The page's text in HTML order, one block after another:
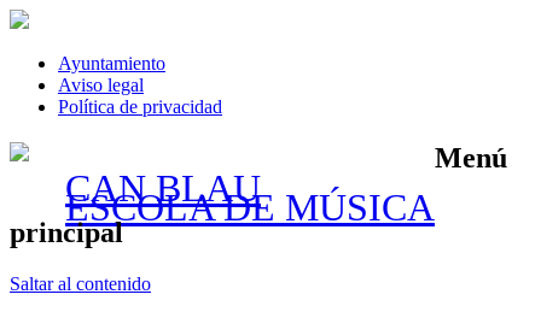
Ayuntamiento
Aviso legal
Política de privacidad
CAN BLAU
ESCOLA DE MÚSICA
Menú
principal
Saltar al contenido